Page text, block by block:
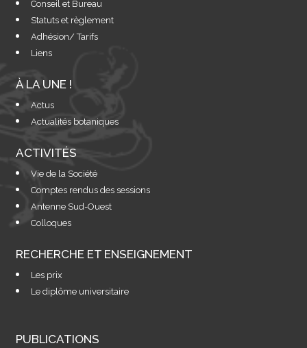
Conseil et Bureau
Statuts et règlement
Adhésion/ Tarifs
Liens
À LA UNE !
Actus
Actualités botaniques
ACTIVITÉS
Vie de la Société
Comptes rendus des sessions
Antenne Sud-Ouest
Colloques
RECHERCHE ET ENSEIGNEMENT
Les prix
Le diplôme universitaire
PUBLICATIONS